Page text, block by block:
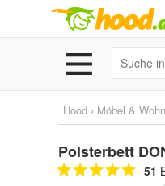
Hood › Möbel &
Polsterbett
51